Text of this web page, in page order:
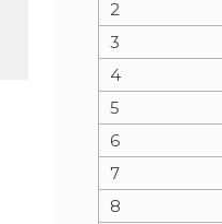
2
3
4
5
6
7
8